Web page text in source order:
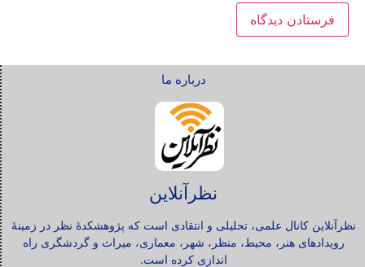
درباره ما
نظرآنلاین
نظرآنلاین کانال علمی، تحلیلی و انتقادی است که پژوهشکدۀ نظر در زمینۀ
رویدادهای هنر، محیط، منظر، شهر، معماری، میراث و گردشگری راه
اندازی کرده است.